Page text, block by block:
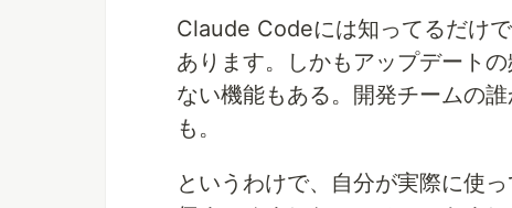
Claude Codeには知ってるだけ
あります。しかもアップデート
ない機能もある。開発チームの
も。
というわけで、自分が実際に使